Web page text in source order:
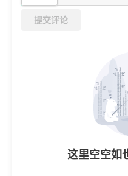
        }
    }
return
static int
提交评论
这里空空如